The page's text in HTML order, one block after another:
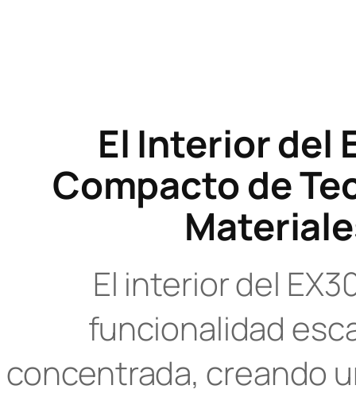
El Interior del
Compacto de
El interior del
funcionalidad
concentrada, creando